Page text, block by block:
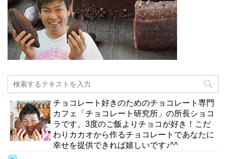
チョコレート好きのためのチョコレート専門
カフェ「チョコレート研究所」の所長ショコ
ラです。3度のご飯よりチョコが好き！こだ
わりカカオから作るチョコレートであなたに
幸せを提供できれば嬉しいです♪^^